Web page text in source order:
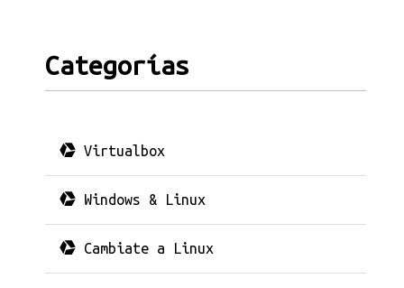
Categorías
Virtualbox
Windows & Linux
Cambiate a Linux